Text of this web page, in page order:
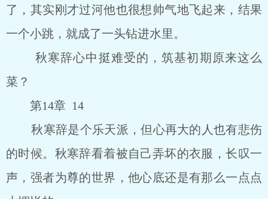
了，其实刚才过河他也很想帅气地飞起来，结果
一个小跳，就成了一头钻进水里。
秋寒辞心中挺难受的，筑基初期原来这么
菜？
第14章 14
秋寒辞是个乐天派，但心再大的人也有悲伤
的时候。秋寒辞看着被自己弄坏的衣服，长叹一
声，强者为尊的世界，他心底还是有那么一点点